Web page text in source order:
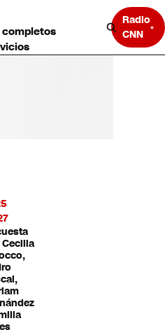
Radio
CNN
Cecilia